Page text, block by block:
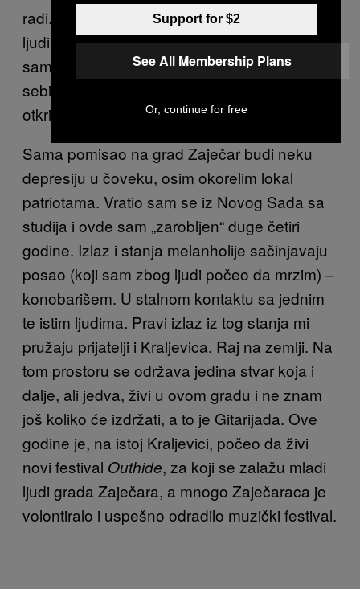
radi. Svrbi me džep, tako da spadam u grupu
ljudi koji zavode devojke bez para. I uspešan
sam u tome. Kažem to bez i malo laskanja
sebi, samo sam realan. Kako, ne želim da
otkrijem tajnu.
Sama pomisao na grad Zaječar budi neku
depresiju u čoveku, osim okorelim lokal
patriotama. Vratio sam se iz Novog Sada sa
studija i ovde sam „zarobljen“ duge četiri
godine. Izlaz i stanja melanholije sačinjavaju
posao (koji sam zbog ljudi počeo da mrzim) –
konobarišem. U stalnom kontaktu sa jednim
te istim ljudima. Pravi izlaz iz tog stanja mi
pružaju prijatelji i Kraljevica. Raj na zemlji. Na
tom prostoru se održava jedina stvar koja i
dalje, ali jedva, živi u ovom gradu i ne znam
još koliko će izdržati, a to je Gitarijada. Ove
godine je, na istoj Kraljevici, počeo da živi
novi festival Outhide, za koji se zalažu mladi
ljudi grada Zaječara, a mnogo Zaječaraca je
volontiralo i uspešno odradilo muzički festival.
Support for $2
See All Membership Plans
Or, continue for free